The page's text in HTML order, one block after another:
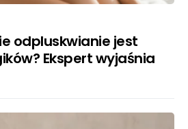
odpluskwianie jest
Ekspert wyjaśnia